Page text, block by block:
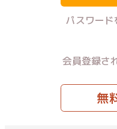
パスワード
会員登録さ
無